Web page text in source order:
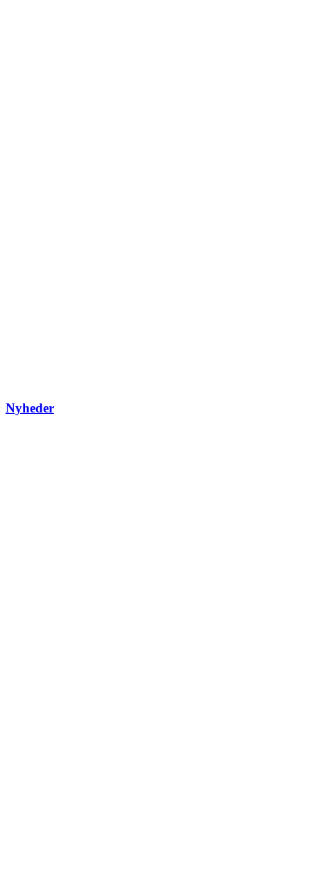
Nyheder